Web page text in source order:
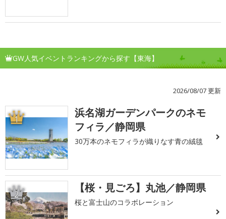
GW人気イベントランキングから探す【東海】
2026/08/07 更新
1
浜名湖ガーデンパークのネモ
フィラ／静岡県
30万本のネモフィラが織りなす青の絨毯
2 【桜・見ごろ】丸池／静岡県
桜と富士山のコラボレーション